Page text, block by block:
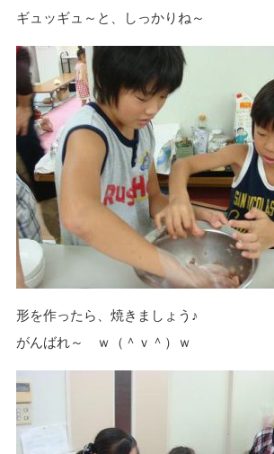
ギュッギュ～と、しっかりね～
形を作ったら、焼きましょう♪
がんばれ～ ｗ（＾ｖ＾）ｗ